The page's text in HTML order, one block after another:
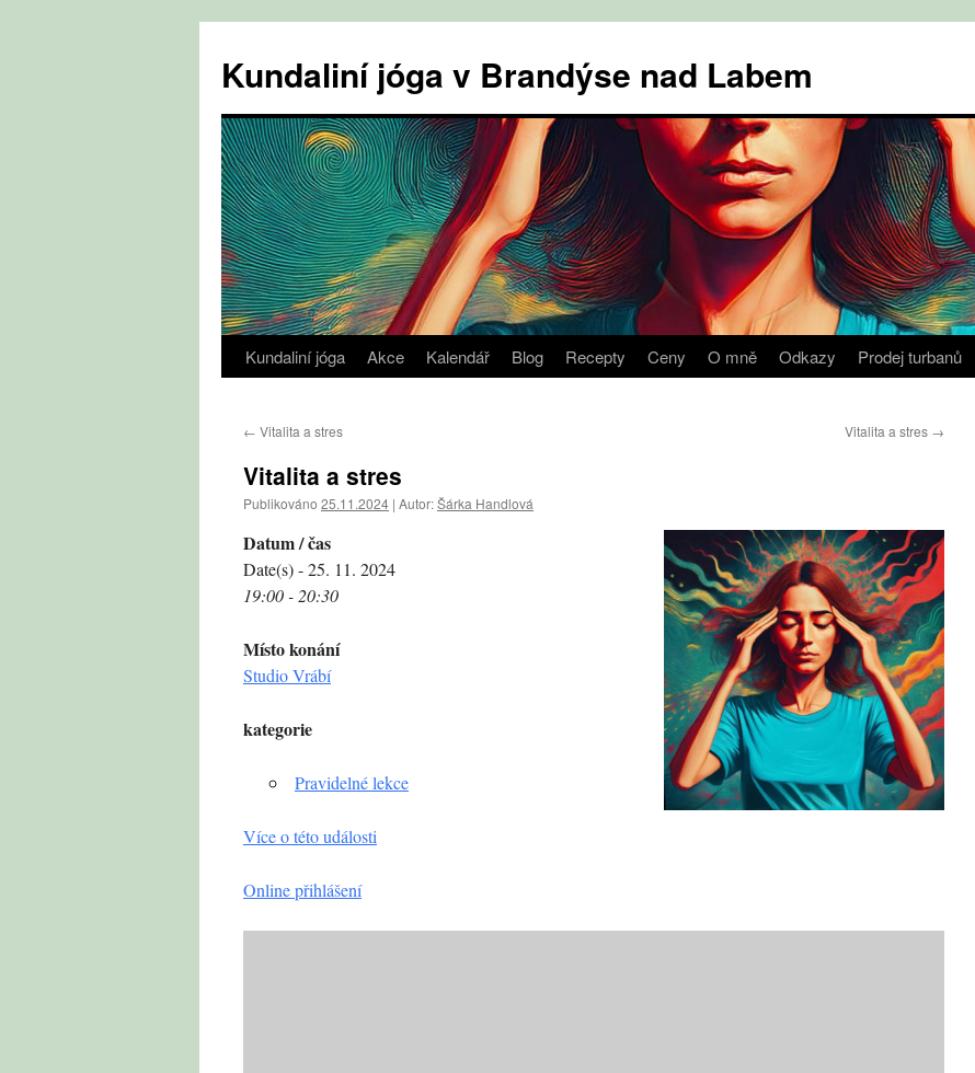
obsahu
webu
Kundaliní jóga v Brandýse nad Labem
Kundaliní jóga Akce Kalendář Blog Recepty Ceny O mně Odkazy Prodej turbanů
← Vitalita a stres Vitalita a stres →
Vitalita a stres
Publikováno 25.11.2024 | Autor:Šárka Handlová
Datum / čas
Date(s) - 25. 11. 2024
19:00 - 20:30
Místo konání
Studio Vrábí
kategorie
Pravidelné lekce
Více o této události
Online přihlášení